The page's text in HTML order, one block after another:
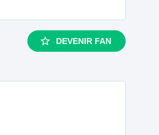
DEVENIR FAN